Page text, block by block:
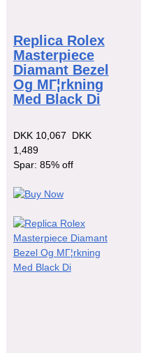
Replica Rolex
Masterpiece
Diamant Bezel
Og MГ¦rkning
Med Black Di
DKK 10,067
DKK
1,489
Spar: 85% off